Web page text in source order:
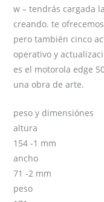
w – tendrás cargada
creando. te
pero también cinco
operativo y
es el motorola edge
una obra de arte.
peso y dimensiónes
altura
154 -1 mm
ancho
71 -2 mm
peso